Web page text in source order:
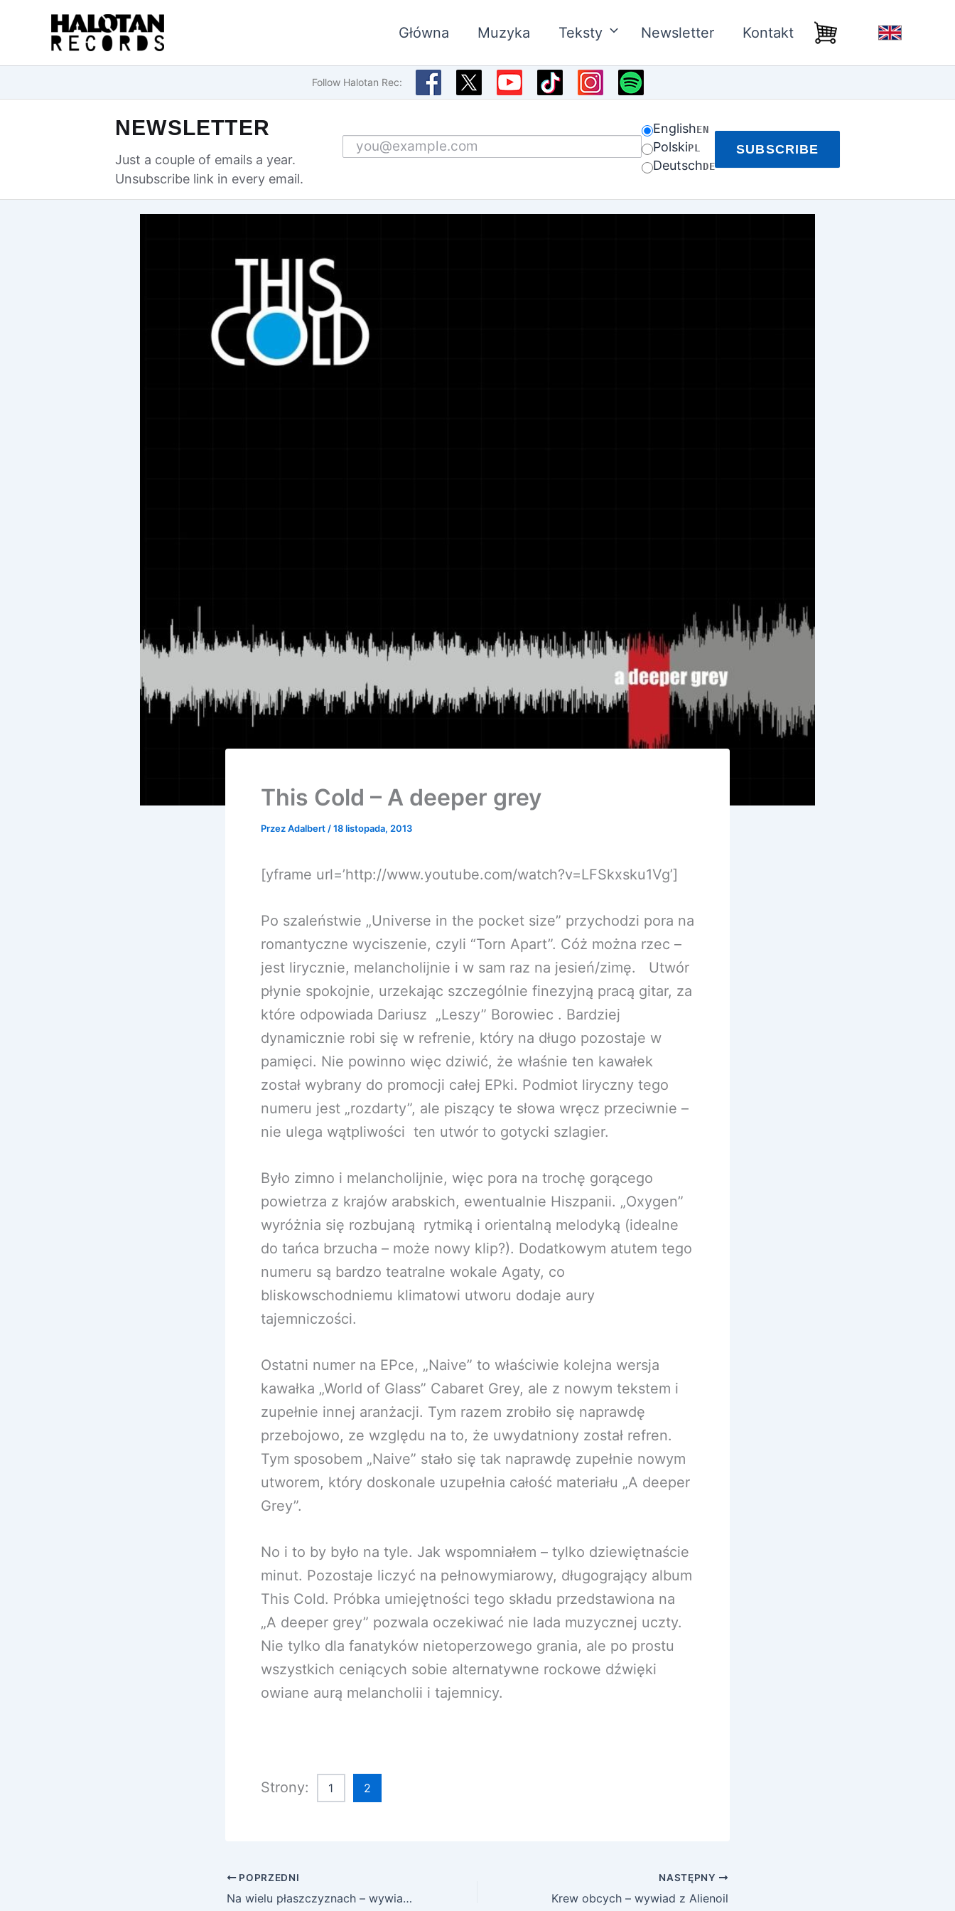
Główna Muzyka Teksty Newsletter Kontakt
Follow Halotan Rec:
NEWSLETTER
Just a couple of emails a year.
Unsubscribe link in every email.
Email address
EnglishEN
PolskiPL
DeutschDE
SUBSCRIBE
This Cold – A deeper grey
PrzezAdalbert/18 listopada, 2013
[yframe url=’http://www.youtube.com/watch?v=LFSkxsku1Vg’]
Po szaleństwie „Universe in the pocket size” przychodzi pora na
romantyczne wyciszenie, czyli “Torn Apart”. Cóż można rzec –
jest lirycznie, melancholijnie i w sam raz na jesień/zimę. Utwór
płynie spokojnie, urzekając szczególnie finezyjną pracą gitar, za
które odpowiada Dariusz „Leszy” Borowiec . Bardziej
dynamicznie robi się w refrenie, który na długo pozostaje w
pamięci. Nie powinno więc dziwić, że właśnie ten kawałek
został wybrany do promocji całej EPki. Podmiot liryczny tego
numeru jest „rozdarty”, ale piszący te słowa wręcz przeciwnie –
nie ulega wątpliwości ten utwór to gotycki szlagier.
Było zimno i melancholijnie, więc pora na trochę gorącego
powietrza z krajów arabskich, ewentualnie Hiszpanii. „Oxygen”
wyróżnia się rozbujaną rytmiką i orientalną melodyką (idealne
do tańca brzucha – może nowy klip?). Dodatkowym atutem tego
numeru są bardzo teatralne wokale Agaty, co
bliskowschodniemu klimatowi utworu dodaje aury
tajemniczości.
Ostatni numer na EPce, „Naive” to właściwie kolejna wersja
kawałka „World of Glass” Cabaret Grey, ale z nowym tekstem i
zupełnie innej aranżacji. Tym razem zrobiło się naprawdę
przebojowo, ze względu na to, że uwydatniony został refren.
Tym sposobem „Naive” stało się tak naprawdę zupełnie nowym
utworem, który doskonale uzupełnia całość materiału „A deeper
Grey”.
No i to by było na tyle. Jak wspomniałem – tylko dziewiętnaście
minut. Pozostaje liczyć na pełnowymiarowy, długogrający album
This Cold. Próbka umiejętności tego składu przedstawiona na
„A deeper grey” pozwala oczekiwać nie lada muzycznej uczty.
Nie tylko dla fanatyków nietoperzowego grania, ale po prostu
wszystkich ceniących sobie alternatywne rockowe dźwięki
owiane aurą melancholii i tajemnicy.
Strony: 1 2
POPRZEDNI
Na wielu płaszczyznach – wywiad z Maciejem Niedzielskim (Artrosis, Alienoil, Sui Generis Umbra)
NASTĘPNY
Krew obcych – wywiad z Alienoil